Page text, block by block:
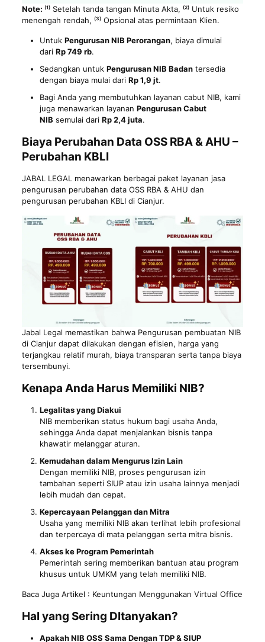
Note: ⁽¹⁾ Setelah tanda tangan Minuta Akta, ⁽²⁾ Untuk resiko
menengah rendah, ⁽³⁾ Opsional atas permintaan Klien.
Untuk Pengurusan NIB Perorangan, biaya dimulai
dari Rp 749 rb.
Sedangkan untuk Pengurusan NIB Badantersedia
dengan biaya mulai dari Rp 1,9 jt.
Bagi Anda yang membutuhkan layanan cabut NIB, kami
juga menawarkan layanan Pengurusan Cabut
NIB semulai dari Rp 2,4 juta.
Biaya Perubahan Data OSS RBA & AHU –
Perubahan KBLI
JABAL LEGAL menawarkan berbagai paket layanan jasa
pengurusan perubahan data OSS RBA & AHU dan
pengurusan perubahan KBLI di Cianjur.
Jabal Legal memastikan bahwa Pengurusan pembuatan NIB
di Cianjur dapat dilakukan dengan efisien, harga yang
terjangkau relatif murah, biaya transparan serta tanpa biaya
tersembunyi.
Kenapa Anda Harus Memiliki NIB?
Legalitas yang Diakui
NIB memberikan status hukum bagi usaha Anda,
sehingga Anda dapat menjalankan bisnis tanpa
khawatir melanggar aturan.
Kemudahan dalam Mengurus Izin Lain
Dengan memiliki NIB, proses pengurusan izin
tambahan seperti SIUP atau izin usaha lainnya menjadi
lebih mudah dan cepat.
Kepercayaan Pelanggan dan Mitra
Usaha yang memiliki NIB akan terlihat lebih profesional
dan terpercaya di mata pelanggan serta mitra bisnis.
Akses ke Program Pemerintah
Pemerintah sering memberikan bantuan atau program
khusus untuk UMKM yang telah memiliki NIB.
Baca Juga Artikel : Keuntungan Menggunakan Virtual Office
Hal yang Sering DItanyakan?
Apakah NIB OSS Sama Dengan TDP & SIUP